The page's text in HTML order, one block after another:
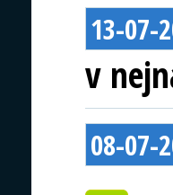
13-07-
v
08-07-